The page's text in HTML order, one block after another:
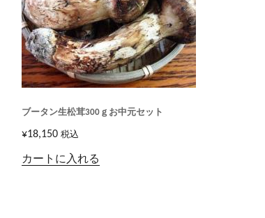
ブータン生松茸300ｇお中元セット
¥18,150 税込
カートに入れる